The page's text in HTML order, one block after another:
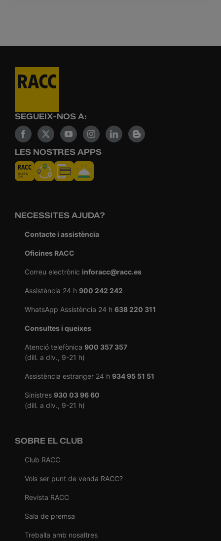
SEGUEIX-NOS A:
LES NOSTRES APPS
NECESSITES AJUDA?
Contacte i assistència
Oficines RACC
Correu electrònic inforacc@racc.es
Assistència 24 h 900 242 242
WhatsApp Assistència 24 h 638 220 311
Consultes i queixes
Atenció telefònica 900 357 357
(dill. a div., 9-21 h)
Assistència estranger 24 h 934 95 51 51
Sinistres 930 03 96 60
(dill. a div., 9-21 h)
SOBRE EL CLUB
Club RACC
Vols ser punt de venda RACC?
Revista RACC
Sala de premsa
Treballa amb nosaltres